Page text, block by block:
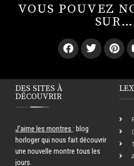
VOUS POUVEZ
SUR…
DES SITES À
DÉCOUVRIR
J’aime les montres : blog
horloger qui nous fait découvrir
une nouvelle montre tous les
jours.